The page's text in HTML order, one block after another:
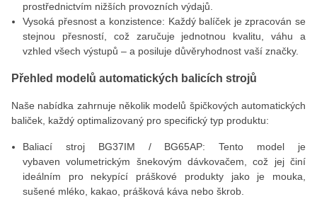
prostřednictvím nižších provozních výdajů.
Vysoká přesnost a konzistence: Každý balíček je zpracován se
stejnou přesností, což zaručuje jednotnou kvalitu, váhu a
vzhled všech výstupů – a posiluje důvěryhodnost vaší značky.
Přehled modelů automatických balicích strojů
Naše nabídka zahrnuje několik modelů špičkových automatických
baliček, každý optimalizovaný pro specifický typ produktu:
Baliací stroj BG37IM / BG65AP: Tento model je
vybaven volumetrickým šnekovým dávkovačem, což jej činí
ideálním pro nekypící práškové produkty jako je mouka,
sušené mléko, kakao, prášková káva nebo škrob.